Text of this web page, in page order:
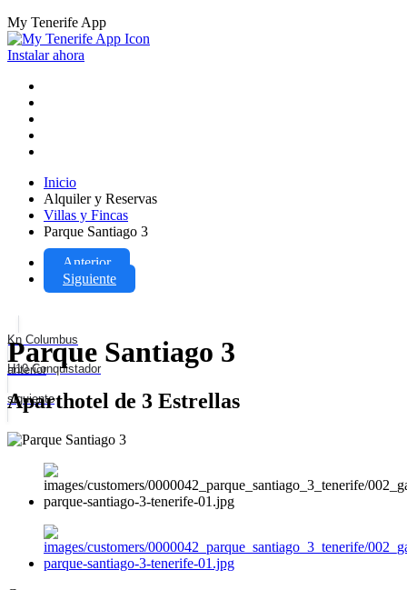
My Tenerife App
Instalar ahora
Inicio
Alquiler y Reservas
Villas y Fincas
Parque Santiago 3
Anterior
Siguiente
Kn Columbus
anterior
H10 Conquistador
siguiente
Parque Santiago 3
Aparthotel de 3 Estrellas